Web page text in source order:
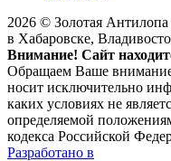
2026 © Золотая
в Хабаровске,
Внимание! Сайт
Обращаем Ваше
носит исключительно
каких условиях не
определяемой
кодекса Российской
Разработано в